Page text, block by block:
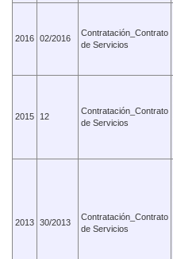
2016 02/2016
Contratación_Contrato
de Servicios
2015 12
Contratación_Contrato
de Servicios
2013 30/2013
Contratación_Contrato
de Servicios